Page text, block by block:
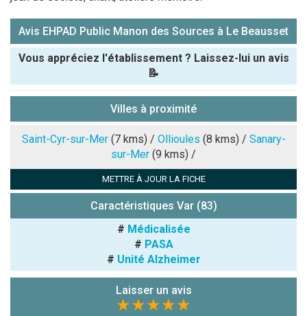
Avis EHPAD Public Manon des Sources à Le Beausset
Vous appréciez l'établissement ? Laissez-lui un avis
📝
Note que vous souhaitez attribuer :
Antispam -
chiffres) :
:
Villes à proximité
Saint-Cyr-sur-Mer(7 kms) / Ollioules (8 kms) / Sanary-
sur-Mer (9 kms) /
METTRE À JOUR LA FICHE
Caractéristiques Var (83)
# Médicalisée
# PASA
# Unité Alzheimer
Laisser un avis
★★★★★